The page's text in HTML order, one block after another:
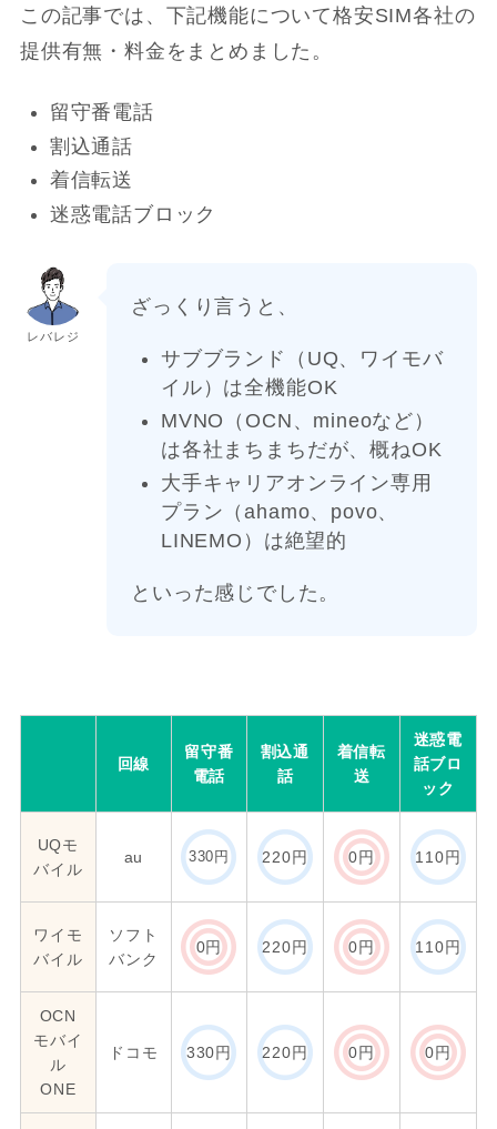
この記事では、下記機能について格安SIM各社の
提供有無・料金をまとめました。
留守番電話
割込通話
着信転送
迷惑電話ブロック
レバレジ
ざっくり言うと、
サブブランド（UQ、ワイモバ
イル）は全機能OK
MVNO（OCN、mineoなど）
は各社まちまちだが、概ねOK
大手キャリアオンライン専用
プラン（ahamo、povo、
LINEMO）は絶望的
といった感じでした。
回線
留守番
電話
割込通
話
着信転
送
迷惑電
話ブロ
ック
UQモ
バイル
au 330円 220円 0円 110円
ワイモ
バイル
ソフト
バンク
0円 220円 0円 110円
OCN
モバイ
ル
ONE
ドコモ 330円 220円 0円 0円